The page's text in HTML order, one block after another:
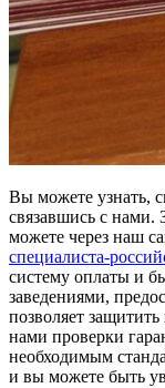
Вы можете узнать,
связавшись с нами.
можете через наш
специалиста-
систему оплаты и
заведениями,
позволяет
нами проверки
необходимым
и вы можете быть